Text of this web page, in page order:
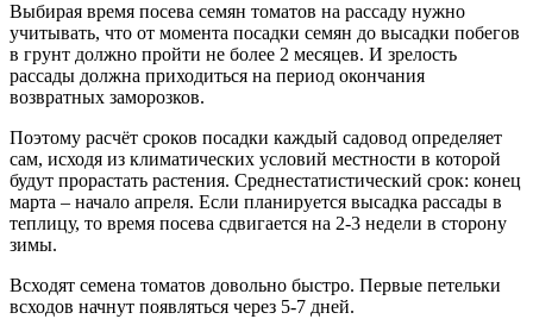
Выбирая время посева семян томатов на рассаду нужно
учитывать, что от момента посадки семян до высадки побегов
в грунт должно пройти не более 2 месяцев. И зрелость
рассады должна приходиться на период окончания
возвратных заморозков.
Поэтому расчёт сроков посадки каждый садовод определяет
сам, исходя из климатических условий местности в которой
будут прорастать растения. Среднестатистический срок: конец
марта – начало апреля. Если планируется высадка рассады в
теплицу, то время посева сдвигается на 2-3 недели в сторону
зимы.
Всходят семена томатов довольно быстро. Первые петельки
всходов начнут появляться через 5-7 дней.